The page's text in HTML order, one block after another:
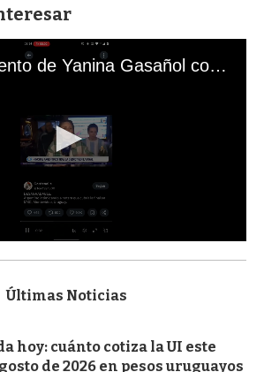
El mal momento de Yanina Gasañol con un hincha argentino en "Subrayado"
Últimas Noticias
hoy: cuánto cotiza la UI este
de 2026 en pesos uruguayos